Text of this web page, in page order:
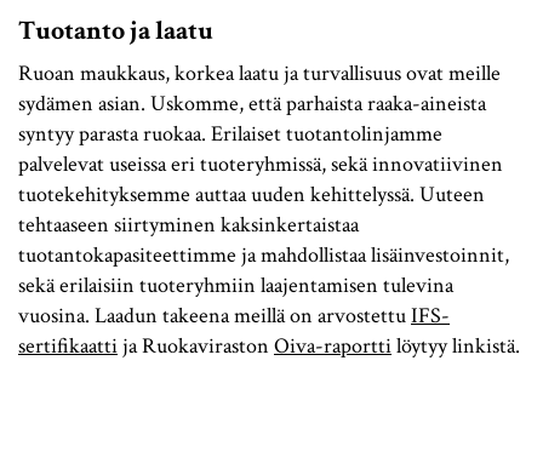
Tuotanto ja laatu
Ruoan maukkaus, korkea laatu ja turvallisuus ovat meille
sydämen asian. Uskomme, että parhaista raaka-aineista
syntyy parasta ruokaa. Erilaiset tuotantolinjamme
palvelevat useissa eri tuoteryhmissä, sekä innovatiivinen
tuotekehityksemme auttaa uuden kehittelyssä. Uuteen
tehtaaseen siirtyminen kaksinkertaistaa
tuotantokapasiteettimme ja mahdollistaa lisäinvestoinnit,
sekä erilaisiin tuoteryhmiin laajentamisen tulevina
vuosina. Laadun takeena meillä on arvostettuIFS-
sertifikaattija Ruokaviraston Oiva-raporttilöytyy linkistä.